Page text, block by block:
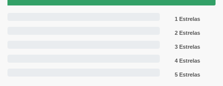
1 Estrelas
2 Estrelas
3 Estrelas
4 Estrelas
5 Estrelas